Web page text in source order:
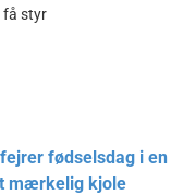
få styr
fødselsdag i en
mærkelig kjole